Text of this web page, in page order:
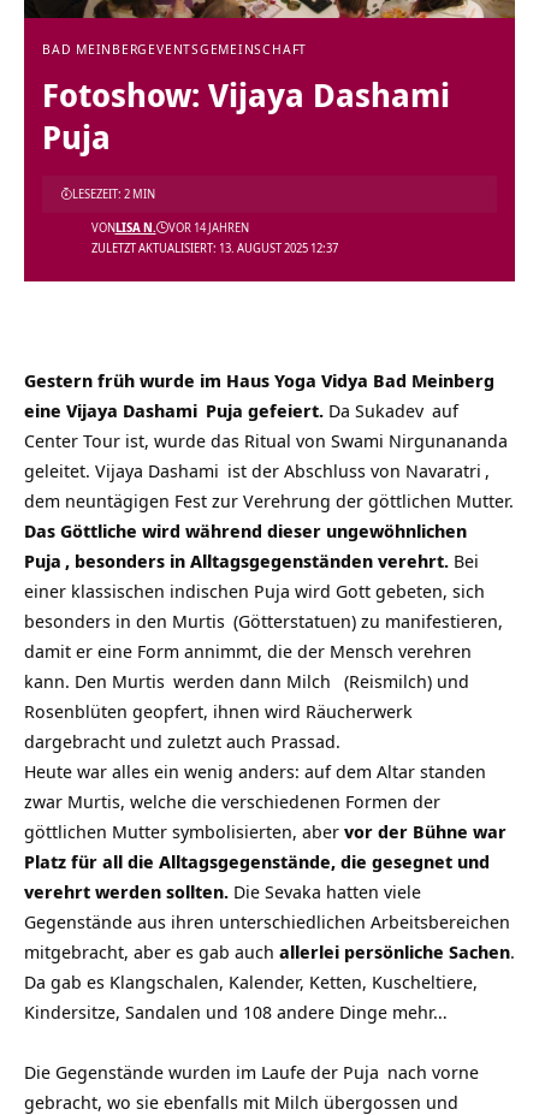
BAD MEINBERG EVENTSGEMEINSCHAFT
Fotoshow: Vijaya Dashami
Puja
ZULETZT AKTUALISIERT: 13. AUGUST 2025 12:37
VONLISA N. VOR 14 JAHREN
LESEZEIT: 2 MIN
Gestern früh wurde im Haus Yoga Vidya Bad Meinberg
eine Vijaya Dashami Puja gefeiert. Da Sukadev auf
Center Tour ist, wurde das Ritual von Swami Nirgunananda
geleitet. Vijaya Dashami ist der Abschluss von Navaratri ,
dem neuntägigen Fest zur Verehrung der göttlichen Mutter.
Das Göttliche wird während dieser ungewöhnlichen
Puja , besonders in Alltagsgegenständen verehrt. Bei
einer klassischen indischen Puja wird Gott gebeten, sich
besonders in den Murtis (Götterstatuen) zu manifestieren,
damit er eine Form annimmt, die der Mensch verehren
kann. Den Murtis werden dann Milch (Reismilch) und
Rosenblüten geopfert, ihnen wird Räucherwerk
dargebracht und zuletzt auch Prassad.
Heute war alles ein wenig anders: auf dem Altar standen
zwar Murtis, welche die verschiedenen Formen der
göttlichen Mutter symbolisierten, aber vor der Bühne war
Platz für all die Alltagsgegenstände, die gesegnet und
verehrt werden sollten. Die Sevaka hatten viele
Gegenstände aus ihren unterschiedlichen Arbeitsbereichen
mitgebracht, aber es gab auch allerlei persönliche Sachen.
Da gab es Klangschalen, Kalender, Ketten, Kuscheltiere,
Kindersitze, Sandalen und 108 andere Dinge mehr…
Die Gegenstände wurden im Laufe der Puja nach vorne
gebracht, wo sie ebenfalls mit Milch übergossen und